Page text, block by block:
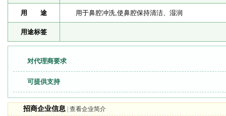
用 途 用于鼻腔冲洗,使鼻腔保持清洁、湿润
用途标签
对代理商要求
可提供支持
招商企业信息 查看企业简介